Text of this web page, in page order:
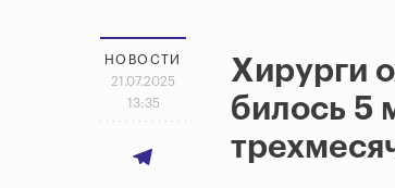
НОВОСТИ
21.07.2025
13:35
Хирурги
билось 5